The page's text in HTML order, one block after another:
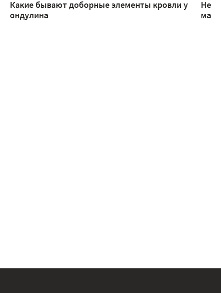
Какие бывают доборные элементы кровли у
ондулина